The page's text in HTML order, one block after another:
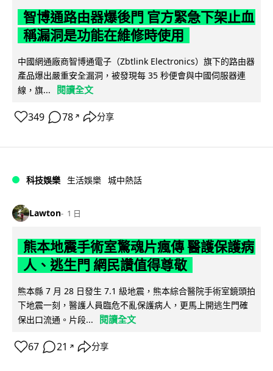
智博通路由器爆後門 官方緊急下架止血
稱漏洞是功能在維修時使用
中國網通廠商智博通電子（Zbtlink Electronics）旗下的路由器
產品爆出嚴重安全漏洞，被發現每 35 秒便會與中國伺服器連
線，旗...
閱讀全文
349 78 ↗ 分享
科技娛樂 生活娛樂 城中熱話
Lawton 1 日
熊本地震手術室驚魂片瘋傳 醫護保護病
人、逃生門 網民讚值得尊敬
熊本縣 7 月 28 日發生 7.1 級地震，熊本綜合醫院手術室鏡頭拍
下地震一刻，醫護人員臨危不亂保護病人，更馬上開逃生門確
保出口流通。片段...
閱讀全文
67 21 ↗ 分享